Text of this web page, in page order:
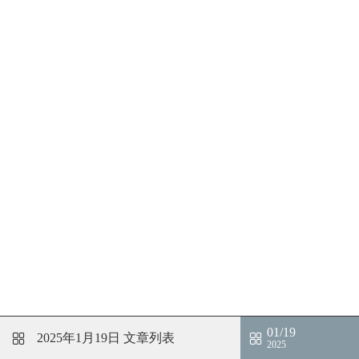
2025年1月19日 文章列表 01/19
2025